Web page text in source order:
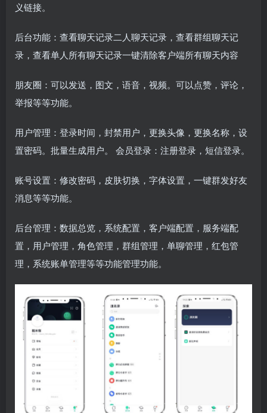
义链接。
后台功能：查看聊天记录二人聊天记录，查看群组聊天记
录，查看单人所有聊天记录一键清除客户端所有聊天内容
朋友圈：可以发送，图文，语音，视频。可以点赞，评论，
举报等等功能。
用户管理：登录时间，封禁用户，更换头像，更换名称，设
置密码。批量生成用户。 会员登录：注册登录，短信登录。
账号设置：修改密码，皮肤切换，字体设置，一键群发好友
消息等等功能。
后台管理：数据总览，系统配置，客户端配置，服务端配
置，用户管理，角色管理，群组管理，单聊管理，红包管
理，系统账单管理等等功能管理功能。